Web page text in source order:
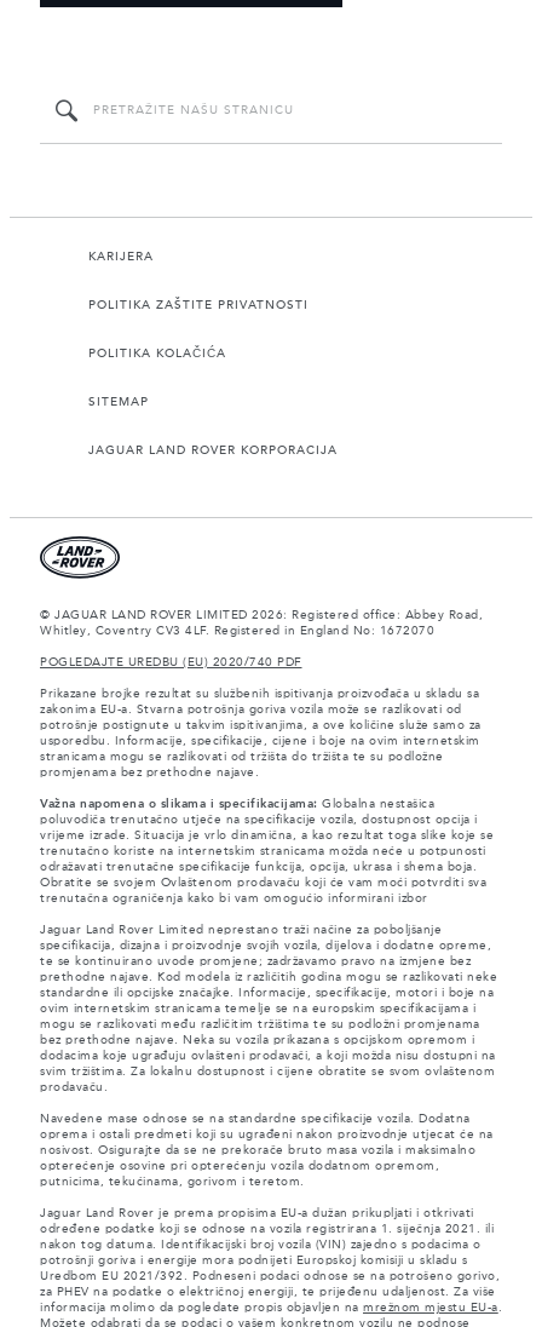
KARIJERA
POLITIKA ZAŠTITE PRIVATNOSTI
POLITIKA KOLAČIĆA
SITEMAP
JAGUAR LAND ROVER KORPORACIJA
© JAGUAR LAND ROVER LIMITED 2026: Registered office: Abbey Road,
Whitley, Coventry CV3 4LF. Registered in England No: 1672070
POGLEDAJTE UREDBU (EU) 2020/740 PDF
Prikazane brojke rezultat su službenih ispitivanja proizvođača u skladu sa
zakonima EU-a. Stvarna potrošnja goriva vozila može se razlikovati od
potrošnje postignute u takvim ispitivanjima, a ove količine služe samo za
usporedbu. Informacije, specifikacije, cijene i boje na ovim internetskim
stranicama mogu se razlikovati od tržišta do tržišta te su podložne
promjenama bez prethodne najave.
Važna napomena o slikama i specifikacijama: Globalna nestašica
poluvodiča trenutačno utječe na specifikacije vozila, dostupnost opcija i
vrijeme izrade. Situacija je vrlo dinamična, a kao rezultat toga slike koje se
trenutačno koriste na internetskim stranicama možda neće u potpunosti
odražavati trenutačne specifikacije funkcija, opcija, ukrasa i shema boja.
Obratite se svojem Ovlaštenom prodavaču koji će vam moći potvrditi sva
trenutačna ograničenja kako bi vam omogućio informirani izbor
Jaguar Land Rover Limited neprestano traži načine za poboljšanje
specifikacija, dizajna i proizvodnje svojih vozila, dijelova i dodatne opreme,
te se kontinuirano uvode promjene; zadržavamo pravo na izmjene bez
prethodne najave. Kod modela iz različitih godina mogu se razlikovati neke
standardne ili opcijske značajke. Informacije, specifikacije, motori i boje na
ovim internetskim stranicama temelje se na europskim specifikacijama i
mogu se razlikovati među različitim tržištima te su podložni promjenama
bez prethodne najave. Neka su vozila prikazana s opcijskom opremom i
dodacima koje ugrađuju ovlašteni prodavači, a koji možda nisu dostupni na
svim tržištima. Za lokalnu dostupnost i cijene obratite se svom ovlaštenom
prodavaču.
Navedene mase odnose se na standardne specifikacije vozila. Dodatna
oprema i ostali predmeti koji su ugrađeni nakon proizvodnje utjecat će na
nosivost. Osigurajte da se ne prekorače bruto masa vozila i maksimalno
opterećenje osovine pri opterećenju vozila dodatnom opremom,
putnicima, tekućinama, gorivom i teretom.
Jaguar Land Rover je prema propisima EU-a dužan prikupljati i otkrivati
određene podatke koji se odnose na vozila registrirana 1. siječnja 2021. ili
nakon tog datuma. Identifikacijski broj vozila (VIN) zajedno s podacima o
potrošnji goriva i energije mora podnijeti Europskoj komisiji u skladu s
Uredbom EU 2021/392. Podneseni podaci odnose se na potrošeno gorivo,
za PHEV na podatke o električnoj energiji, te prijeđenu udaljenost. Za više
informacija molimo da pogledate propis objavljen na mrežnom mjestu EU-a
Možete odabrati da se podaci o vašem konkretnom vozilu ne podnose